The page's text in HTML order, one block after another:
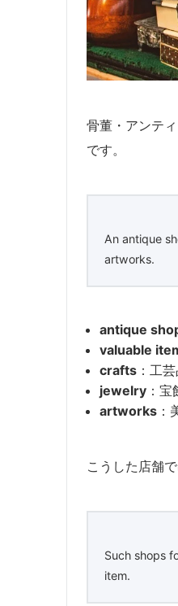
骨董・アンテ
です。
An antique
artworks.
antique
valuable
crafts ：工
jewelry ：宝
artworks ：
こうした店舗で
Such shops
item.